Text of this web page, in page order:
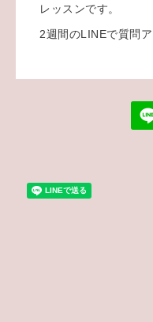
レッスンです。
2週間のLINEで質問